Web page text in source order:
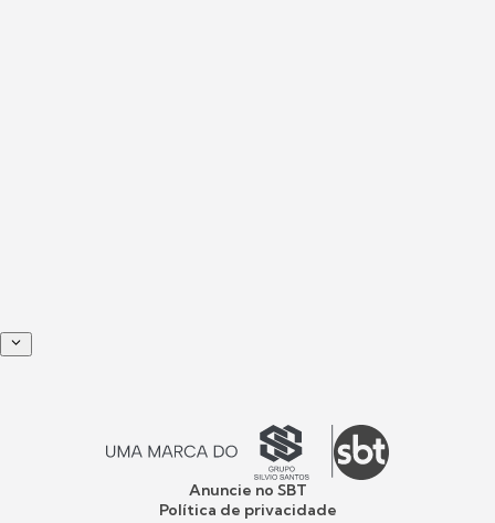
Anuncie no SBT
Política de privacidade